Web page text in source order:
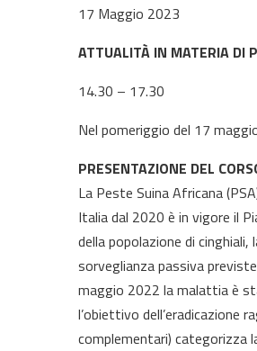
17 Maggio 2023
ATTUALITÀ IN MATERIA DI
14.30 – 17.30
Nel pomeriggio del 17
PRESENTAZIONE DEL
La Peste Suina Africana
Italia dal 2020 è in vigore il
della popolazione di
sorveglianza passiva
maggio 2022 la malattia è
l’obiettivo dell’eradicazione
complementari) categorizza